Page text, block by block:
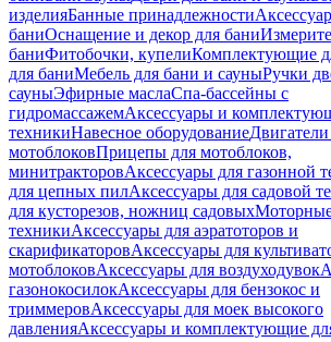
изделияБанные принадлежности
баниОснащение и декор для бани
баниФитобочки, купелиКомплектующие
для баниМебель для бани и сауныРучки
сауныЭфирные маслаСпа-бассейны с
гидромассажемАксессуары и
техникиНавесное оборудование
мотоблоковПрицепы для мотоблоков,
минитракторовАксессуары для газонной
для цепных пилАксессуары для садовой
для кусторезов, ножниц садовыхМоторные
техникиАксессуары для аэратоторов и
скарификаторовАксессуары для
мотоблоковАксессуары для воздуходувок
газонокосилокАксессуары для бензокос и
триммеровАксессуары для моек высокого
давленияАксессуары и комплектующие